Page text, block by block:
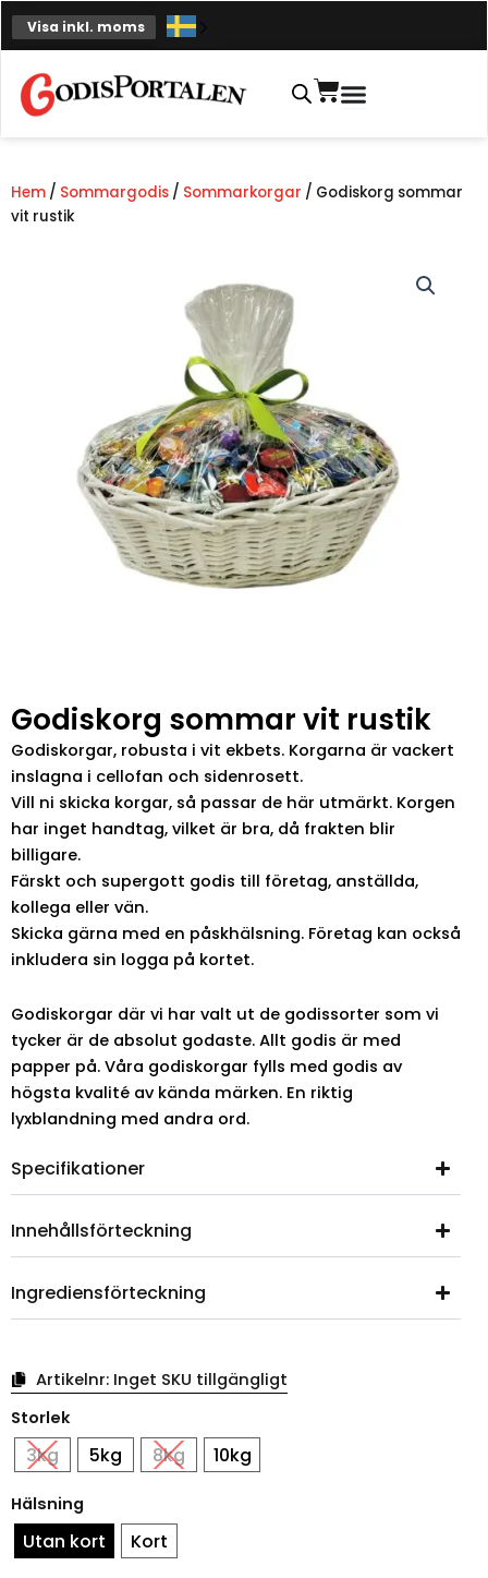
Hoppa
till
Visa inkl. moms
Varukorg
Hem / Sommargodis / Sommarkorgar / Godiskorg sommar
vit rustik
Godiskorg sommar vit rustik
Godiskorgar, robusta i vit ekbets. Korgarna är vackert
inslagna i cellofan och sidenrosett.
Vill ni skicka korgar, så passar de här utmärkt. Korgen
har inget handtag, vilket är bra, då frakten blir
billigare.
Färskt och supergott godis till företag, anställda,
kollega eller vän.
Skicka gärna med en påskhälsning. Företag kan också
inkludera sin logga på kortet.
Godiskorgar där vi har valt ut de godissorter som vi
tycker är de absolut godaste. Allt godis är med
papper på. Våra godiskorgar fylls med godis av
högsta kvalité av kända märken. En riktig
lyxblandning med andra ord.
Specifikationer
Innehållsförteckning
Ingrediensförteckning
Artikelnr: Inget SKU tillgängligt
Storlek
3kg 5kg 8kg 10kg
Hälsning
Utan kort Kort
sommar
vit
rustik
mängd